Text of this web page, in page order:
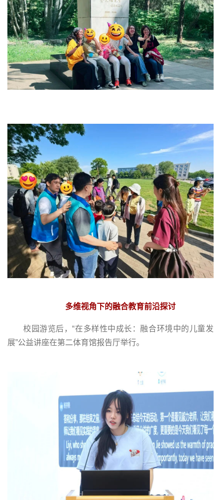
多维视角下的融合教育前沿探讨
校园游览后，“在多样性中成长：融合环境中的儿童发
展”公益讲座在第二体育馆报告厅举行。